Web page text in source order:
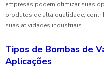
empresas podem otimizar suas
produtos de alta qualidade,
suas atividades industriais.
Tipos de Bombas de
Aplicações